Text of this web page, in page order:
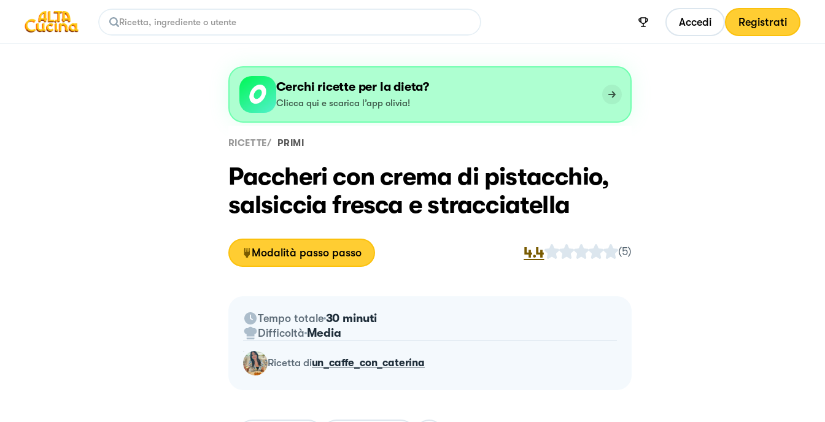
Accedi Registrati
Cerchi ricette per la dieta?
Clicca qui e scarica l’app olivia!
RICETTE/ PRIMI
Paccheri con crema di pistacchio,
salsiccia fresca e stracciatella
Modalità passo passo 4.4 (5)
Tempo totale 30 minuti
Difficoltà Media
ricetta diun_caffe_con_caterina